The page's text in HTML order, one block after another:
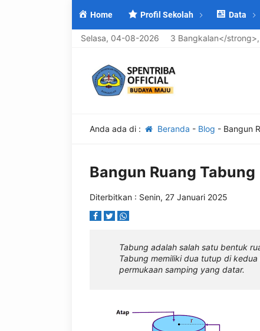
Home Profil Sekolah Data
Selasa, 04-08-2026
di <strong>UPTD SMP Negeri 3 Bangkalan</strong>,
Anda ada di : Beranda - Blog - Bangun
Bangun Ruang Tabung
Diterbitkan : Senin, 27 Januari 2025
Tabung adalah salah satu bentuk
Tabung memiliki dua tutup di
permukaan samping yang datar.